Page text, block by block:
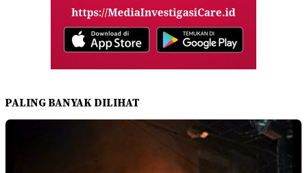
PALING BANYAK DILIHAT